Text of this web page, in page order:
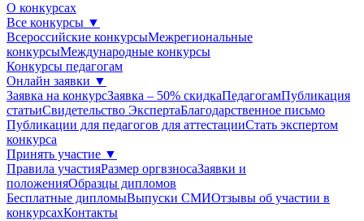
О конкурсах
Все конкурсы ▼
Всероссийские конкурсыМежрегиональные
конкурсыМеждународные конкурсы
Конкурсы педагогам
Онлайн заявки ▼
Заявка на конкурсЗаявка – 50% скидкаПедагогамПубликация
статьиСвидетельство ЭкспертаБлагодарcтвенное письмо
Публикации для педагогов для аттестацииСтать экспертом
конкурса
Принять участие ▼
Правила участияРазмер оргвзносаЗаявки и
положенияОбразцы дипломов
Бесплатные дипломыВыпуски СМИОтзывы об участии в
конкурсахКонтакты